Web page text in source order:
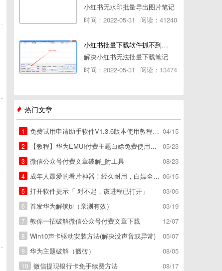
小红书无水印批量导出图片笔记
时间：2022-05-31
阅读：41240
小红书批量下载软件抓不到authorId如何解决
解决小红书无法批量下载笔记
时间：2022-05-31
阅读：13474
热门文章
04/15
1
免费试用申请助手软件V1.3.6版本使用教程，免费领空调冰箱，附下载地址
05/23
2
【教程】华为EMUI付费主题白嫖免费使用方法。
08/23
3
微信公众号付费文章破解_附工具
06/15
4
成年人最爱的看片神器！经久耐用，白嫖全网资源
03/06
5
打开软件提示「 对不起，该进程已打开」
03/19
6
首发华为解锁bl（亲测有效）
12/07
7
教你一招破解微信公众号付费文章下载
05/07
8
Win10声卡驱动安装方法(解决没声音或异常)
08/05
9
华为主题破解（搬砖）
08/17
10
微信提现银行卡免手续费方法